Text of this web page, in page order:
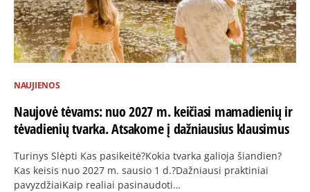
NAUJIENOS
Naujovė tėvams: nuo 2027 m. keičiasi mamadienių ir
tėvadienių tvarka. Atsakome į dažniausius klausimus
Turinys Slėpti Kas pasikeitė?Kokia tvarka galioja šiandien?
Kas keisis nuo 2027 m. sausio 1 d.?Dažniausi praktiniai
pavyzdžiaiKaip realiai pasinaudoti…